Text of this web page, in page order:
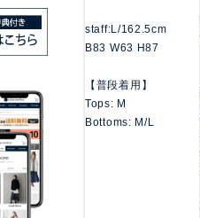
staff:L/162.5cm
B83 W63 H87
【普段着用】
Tops: M
Bottoms: M/L